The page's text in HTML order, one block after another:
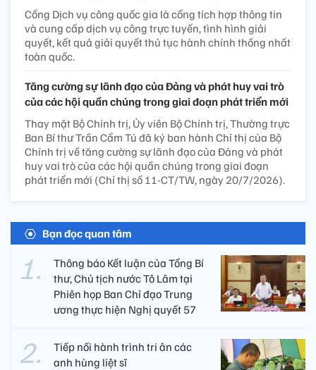
Cổng Dịch vụ công quốc gia là cổng tích hợp thông tin
và cung cấp dịch vụ công trực tuyến, tình hình giải
quyết, kết quả giải quyết thủ tục hành chính thống nhất
toàn quốc.
Tăng cường sự lãnh đạo của Đảng và phát huy vai trò
của các hội quần chúng trong giai đoạn phát triển mới
Thay mặt Bộ Chính trị, Ủy viên Bộ Chính trị, Thường trực
Ban Bí thư Trần Cẩm Tú đã ký ban hành Chỉ thị của Bộ
Chính trị về tăng cường sự lãnh đạo của Đảng và phát
huy vai trò của các hội quần chúng trong giai đoạn
phát triển mới (Chỉ thị số 11-CT/TW, ngày 20/7/2026).
Bạn đọc quan tâm
Thông báo Kết luận của Tổng Bí
thư, Chủ tịch nước Tô Lâm tại
Phiên họp Ban Chỉ đạo Trung
ương thực hiện Nghị quyết 57
Tiếp nối hành trình tri ân các
anh hùng liệt sĩ ​